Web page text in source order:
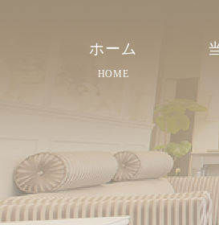
ホーム
HOME
院内紹
スタッ